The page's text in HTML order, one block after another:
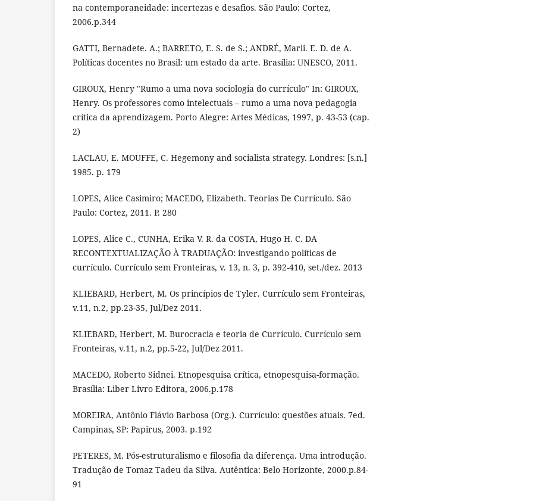
na contemporaneidade: incertezas e desafios. São Paulo: Cortez,
2006.p.344
GATTI, Bernadete. A.; BARRETO, E. S. de S.; ANDRÉ, Marli. E. D. de A.
Políticas docentes no Brasil: um estado da arte. Brasília: UNESCO, 2011.
GIROUX, Henry "Rumo a uma nova sociologia do currículo" In: GIROUX,
Henry. Os professores como intelectuais – rumo a uma nova pedagogia
crítica da aprendizagem. Porto Alegre: Artes Médicas, 1997, p. 43-53 (cap.
2)
LACLAU, E. MOUFFE, C. Hegemony and socialista strategy. Londres: [s.n.]
1985. p. 179
LOPES, Alice Casimiro; MACEDO, Elizabeth. Teorias De Currículo. São
Paulo: Cortez, 2011. P. 280
LOPES, Alice C., CUNHA, Erika V. R. da COSTA, Hugo H. C. DA
RECONTEXTUALIZAÇÃO À TRADUAÇÃO: investigando políticas de
currículo. Currículo sem Fronteiras, v. 13, n. 3, p. 392-410, set./dez. 2013
KLIEBARD, Herbert, M. Os princípios de Tyler. Currículo sem Fronteiras,
v.11, n.2, pp.23-35, Jul/Dez 2011.
KLIEBARD, Herbert, M. Burocracia e teoria de Currículo. Currículo sem
Fronteiras, v.11, n.2, pp.5-22, Jul/Dez 2011.
MACEDO, Roberto Sidnei. Etnopesquisa crítica, etnopesquisa-formação.
Brasília: Liber Livro Editora, 2006.p.178
MOREIRA, Antônio Flávio Barbosa (Org.). Currículo: questões atuais. 7ed.
Campinas, SP: Papirus, 2003. p.192
PETERES, M. Pós-estruturalismo e filosofia da diferença. Uma introdução.
Tradução de Tomaz Tadeu da Silva. Autêntica: Belo Horizonte, 2000.p.84-
91